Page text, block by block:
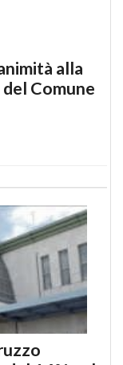
alla
Comune